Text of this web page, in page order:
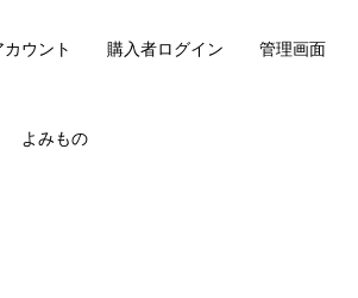
よみもの
カウント 購入者ログイン 管理画面